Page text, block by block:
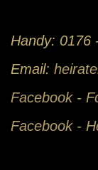
Handy: 0176
Email:
Facebook -
Facebook -